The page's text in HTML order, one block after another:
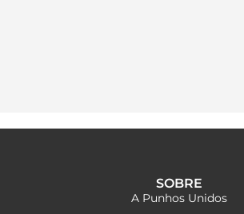
SOBRE
A Punhos Unidos